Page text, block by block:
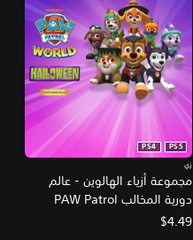
مجموعة أزياء الهالوين - عالم
دورية المخالب PAW Patrol
PS5
PS4
زي
$4.49